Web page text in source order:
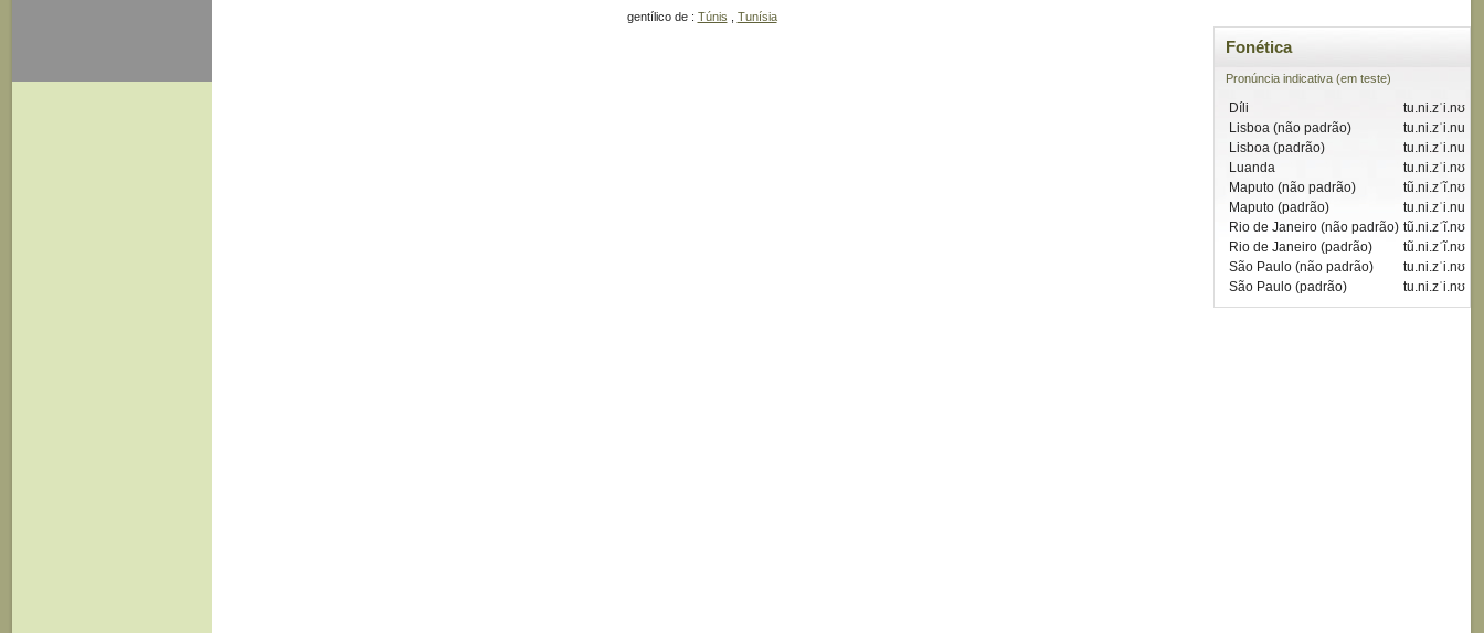
gentílico de : Túnis Tunísia
Fonética
Pronúncia indicativa (em teste)
Díli
tu.ni.zˈi.nʊ
Lisboa (não padrão)
tu.ni.zˈi.nu
Lisboa (padrão)
tu.ni.zˈi.nu
Luanda
tu.ni.zˈi.nʊ
Maputo (não padrão)
tũ.ni.zˈĩ.nʊ
Maputo (padrão)
tu.ni.zˈi.nu
Rio de Janeiro (não padrão) tũ.ni.zˈĩ.nʊ
Rio de Janeiro (padrão)
tũ.ni.zˈĩ.nʊ
São Paulo (não padrão)
tu.ni.zˈi.nʊ
São Paulo (padrão)
tu.ni.zˈi.nʊ